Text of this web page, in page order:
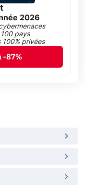
2026
pays
100% privées
-87%